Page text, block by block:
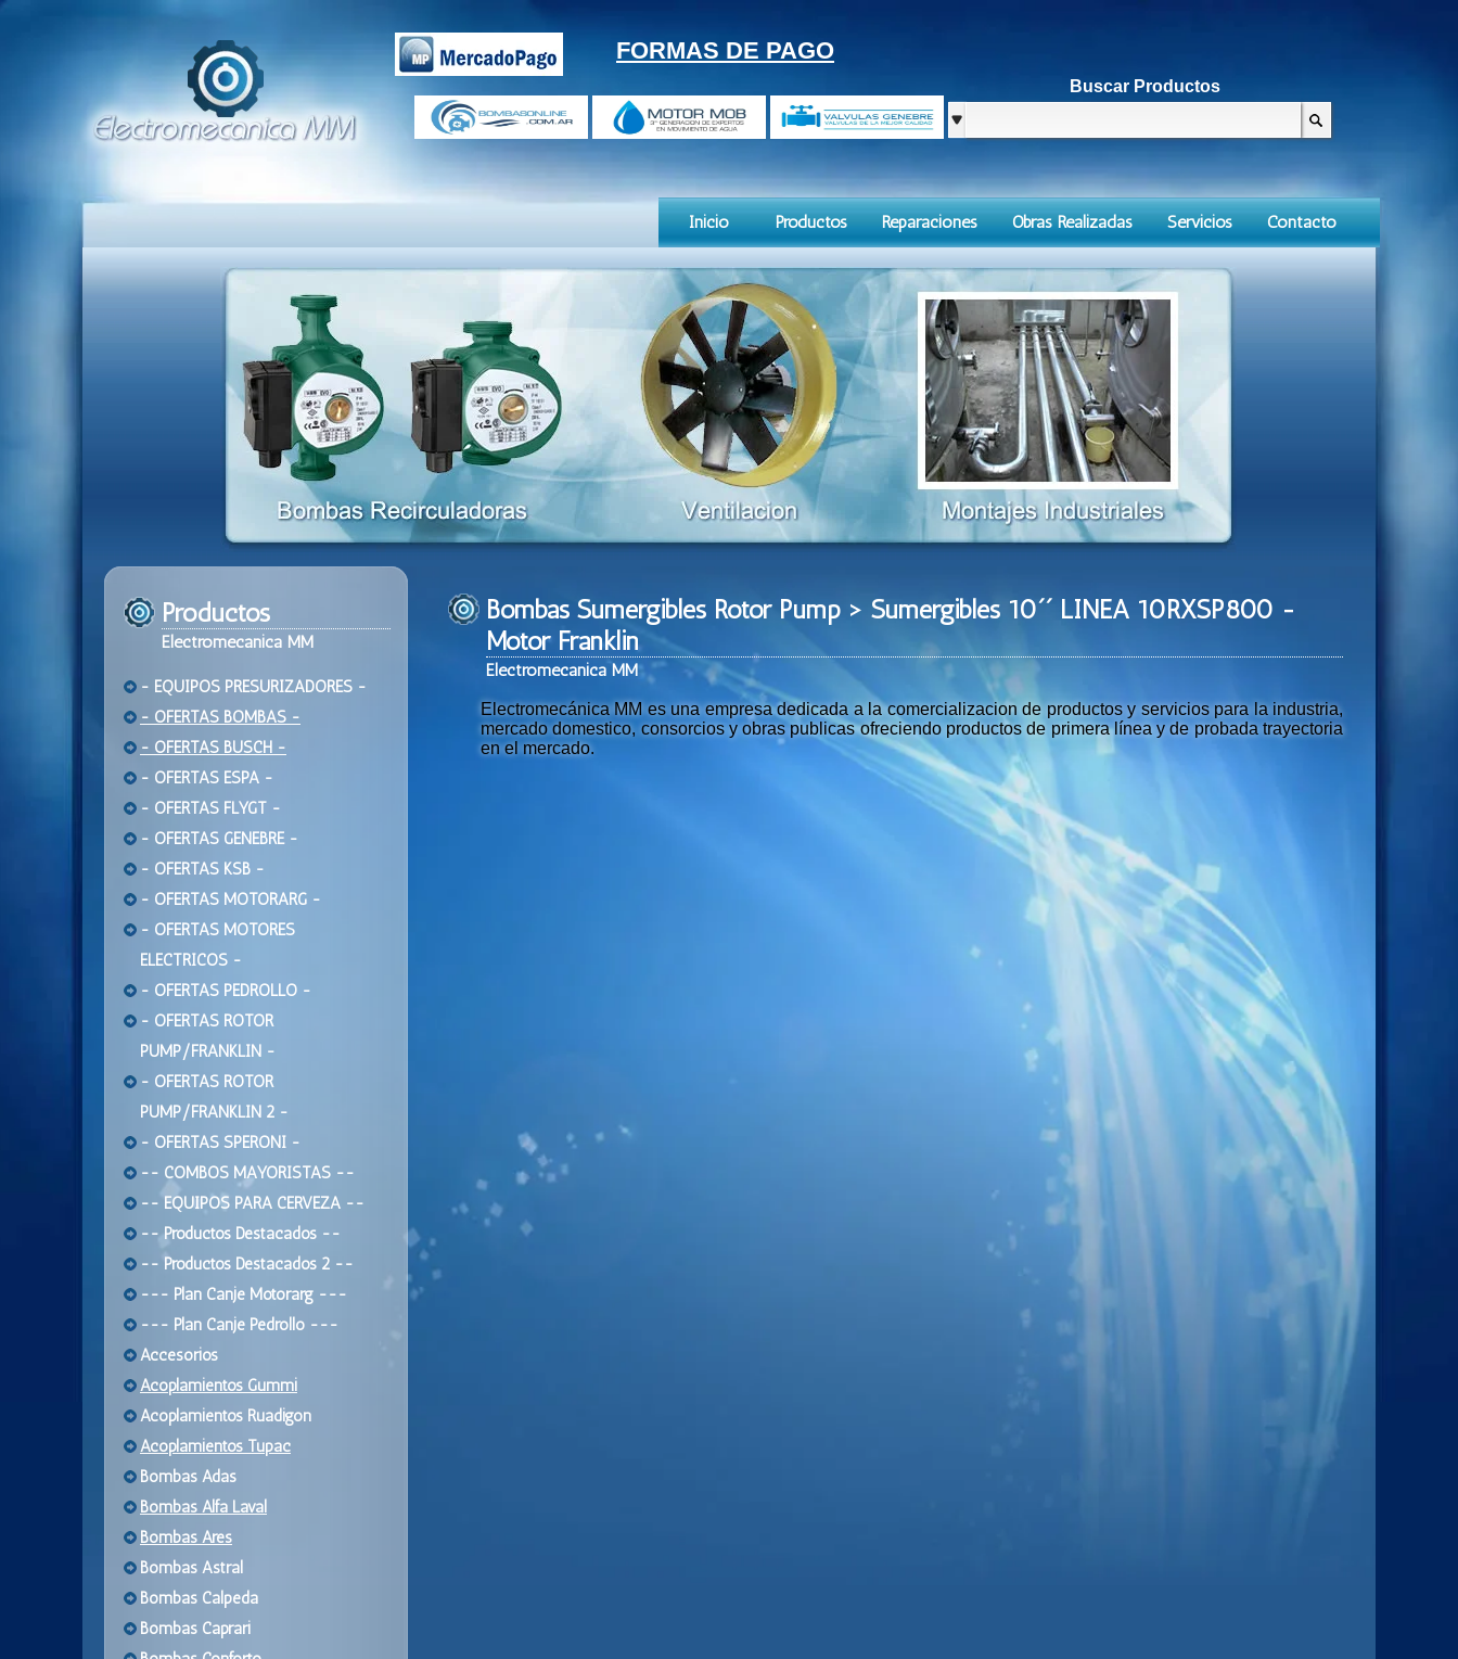
FORMAS DE PAGO
Buscar Productos
Inicio Productos Reparaciones Obras Realizadas Servicios Contacto
Productos
Electromecanica MM
- EQUIPOS PRESURIZADORES -
- OFERTAS BOMBAS -
- OFERTAS BUSCH -
- OFERTAS ESPA -
- OFERTAS FLYGT -
- OFERTAS GENEBRE -
- OFERTAS KSB -
- OFERTAS MOTORARG -
- OFERTAS MOTORES
ELECTRICOS -
- OFERTAS PEDROLLO -
- OFERTAS ROTOR
PUMP/FRANKLIN -
- OFERTAS ROTOR
PUMP/FRANKLIN 2 -
- OFERTAS SPERONI -
-- COMBOS MAYORISTAS --
-- EQUIPOS PARA CERVEZA --
-- Productos Destacados --
-- Productos Destacados 2 --
--- Plan Canje Motorarg ---
--- Plan Canje Pedrollo ---
Accesorios
Acoplamientos Gummi
Acoplamientos Ruadigon
Acoplamientos Tupac
Bombas Adas
Bombas Alfa Laval
Bombas Ares
Bombas Astral
Bombas Calpeda
Bombas Caprari
Bombas Sumergibles Rotor Pump > Sumergibles 10´´ LINEA 10RXSP800 -
Motor Franklin
Electromecanica MM
Electromecánica MM es una empresa dedicada a la comercializacion de productos y servicios para la industria,
mercado domestico, consorcios y obras publicas ofreciendo productos de primera línea y de probada trayectoria
en el mercado.